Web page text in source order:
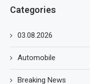
Categories
03.08.2026
Automobile
Breaking News